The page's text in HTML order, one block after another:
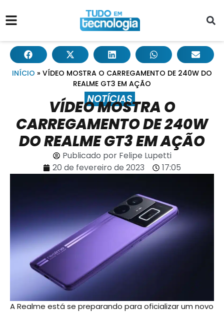
INÍCIO » VÍDEO MOSTRA O CARREGAMENTO DE 240W DO
REALME GT3 EM AÇÃO
NOTÍCIAS
VÍDEO MOSTRA O
CARREGAMENTO DE 240W
DO REALME GT3 EM AÇÃO
Publicado porFelipe Lupetti
20 de fevereiro de 2023
17:05
A Realme está se preparando para oficializar um novo